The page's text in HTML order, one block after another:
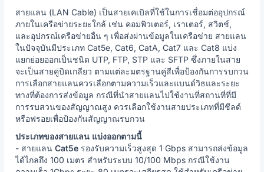
สายแลน (LAN Cable) เป็นสายเคเบิลที่ใช้ในการเชื่อมต่ออุปกรณ์
ภายในเครือข่ายระยะใกล้ เช่น คอมพิวเตอร์, เราเตอร์, สวิตช์,
และอุปกรณ์เครือข่ายอื่น ๆ เพื่อส่งผ่านข้อมูลในเครือข่าย สายแลน
ในปัจจุบันมีประเภท Cat5e, Cat6, CatA, Cat7 และ Cat8 แบ่ง
แยกย่อยออกเป็นชนิด UTP, FTP, STP และ SFTP ซึ่งภายในสาย
จะเป็นสายคู่บิดเกลียว ตามแต่ละมตรฐานคู่สีเพื่อป้องกันการรบกวน
การเลือกสายแลนควรเลือกตามความเร็วและแบนด์วิธและระยะ
ทางที่ต้องการส่งข้อมูล กรณีที่นำสายแลนไปใช้งานที่สถานที่ที่มี
การรบสวนของสัญญาณสูง ควรเลือกใช้งานสายประเภทที่มีชีลด์
หรือฟรอยเพื่อป้องกันสัญญาณรบกวน
ประเภทของสายแลน แบ่งออกตามนี้
- สายแลน Cat5e รองรับความเร็วสูงสุด 1 Gbps สามารถส่งข้อมูล
ได้ไกลถึง 100 เมตร สำหรับระบบ 10/100 Mbps กรณีใช้งาน